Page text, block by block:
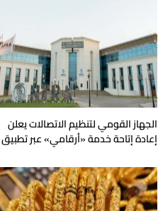
الجهاز القومي لتنظيم الاتصالات يعلن
إعادة إتاحة خدمة «أرقامي» عبر تطبيق